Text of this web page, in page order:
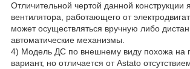
Отличительной чертой данной конструкции
вентилятора, работающего от
может осуществляться вручную либо
автоматические механизмы.
4) Модель ДС по внешнему виду похожа на
вариант, но отличается от Astato